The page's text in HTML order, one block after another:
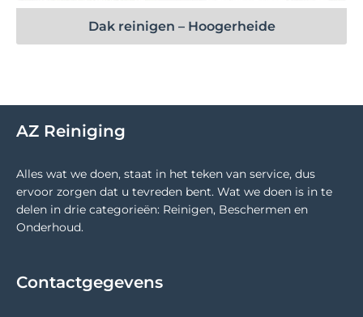
Dak reinigen – Hoogerheide
AZ Reiniging
Alles wat we doen, staat in het teken van service, dus
ervoor zorgen dat u tevreden bent. Wat we doen is in te
delen in drie categorieën: Reinigen, Beschermen en
Onderhoud.
Contactgegevens